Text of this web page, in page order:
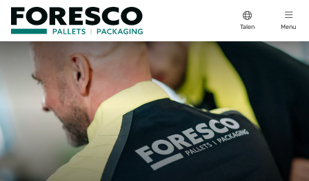
Talen Menu